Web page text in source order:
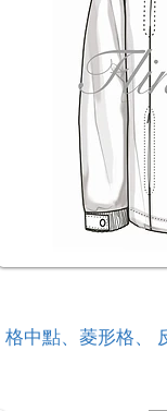
格中點、菱形格、